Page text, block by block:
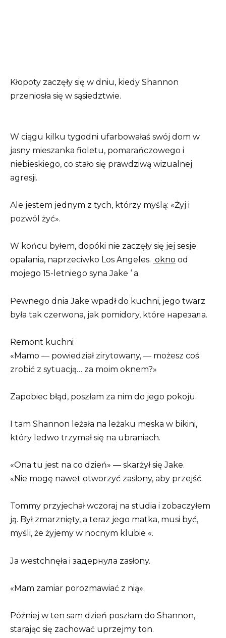
Kłopoty zaczęły się w dniu, kiedy Shannon
przeniosła się w sąsiedztwie.
W ciągu kilku tygodni ufarbowałaś swój dom w
jasny mieszanka fioletu, pomarańczowego i
niebieskiego, co stało się prawdziwą wizualnej
agresji.
Ale jestem jednym z tych, którzy myślą: «Żyj i
pozwól żyć».
W końcu byłem, dopóki nie zaczęły się jej sesje
opalania, naprzeciwko Los Angeles. okno od
mojego 15-letniego syna Jake ‘ a.
Pewnego dnia Jake wpadł do kuchni, jego twarz
była tak czerwona, jak pomidory, które нарезала.
Remont kuchni
«Mamo — powiedział zirytowany, — możesz coś
zrobić z sytuacją… za moim oknem?»
Zapobiec błąd, poszłam za nim do jego pokoju.
I tam Shannon leżała na leżaku meska w bikini,
który ledwo trzymał się na ubraniach.
«Ona tu jest na co dzień» — skarżył się Jake.
«Nie mogę nawet otworzyć zasłony, aby przejść.
Tommy przyjechał wczoraj na studia i zobaczyłem
ją. Był zmarznięty, a teraz jego matka, musi być,
myśli, że żyjemy w nocnym klubie «.
Ja westchnęła i задернула zasłony.
«Mam zamiar porozmawiać z nią».
Później w ten sam dzień poszłam do Shannon,
starając się zachować uprzejmy ton.